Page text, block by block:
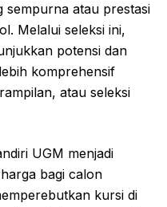
sempurna atau prestasi
Melalui seleksi ini,
potensi dan
komprehensif
atau seleksi
UGM menjadi
bagi calon
kursi di